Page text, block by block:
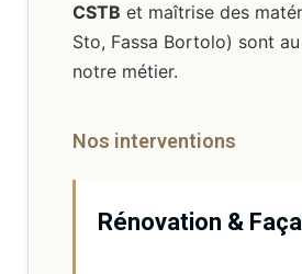
CSTB et maîtrise des
Sto, Fassa Bortolo) sont
notre métier.
Nos interventions
Rénovation &